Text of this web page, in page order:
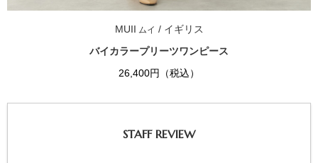
MUII ムイ / イギリス
バイカラープリーツワンピース
26,400円（税込）
STAFF REVIEW